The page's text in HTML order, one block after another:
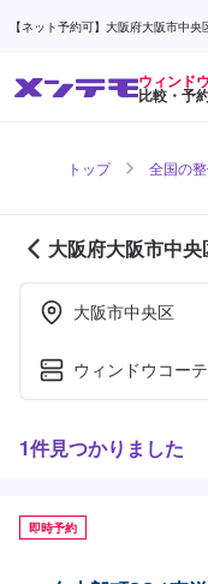
【ネット予約可】大阪府大阪市中
ウィンド
比較・予
トップ 全国の
大阪府大阪市中
コーティング対
ジ目)大阪市中央区
ウィンドウコー
1件見つかりました
即時予約